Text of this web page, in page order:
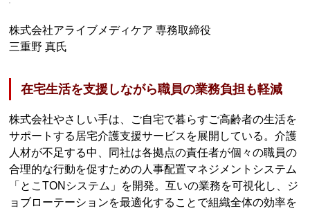
株式会社アライブメディケア 専務取締役
三重野 真氏
在宅生活を支援しながら職員の業務負担も軽減
株式会社やさしい手は、ご自宅で暮らすご高齢者の生活を
サポートする居宅介護支援サービスを展開している。介護
人材が不足する中、同社は各拠点の責任者が個々の職員の
合理的な行動を促すための人事配置マネジメントシステム
「とこTONシステム」を開発。互いの業務を可視化し、ジ
ョブローテーションを最適化することで組織全体の効率を